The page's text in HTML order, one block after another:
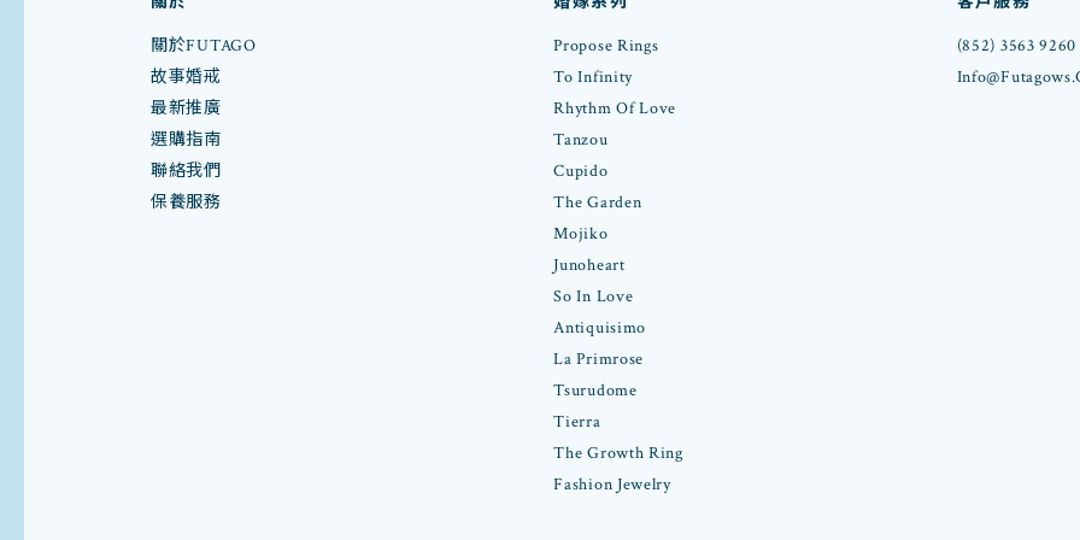
關於FUTAGO
故事婚戒
最新推廣
選購指南
聯絡我們
保養服務
Propose Rings
To Infinity
Rhythm Of Love
Tanzou
Cupido
The Garden
Mojiko
Junoheart
So In Love
Antiquisimo
La Primrose
Tsurudome
Tierra
The Growth Ring
Fashion Jewelry
(852) 3563 9260